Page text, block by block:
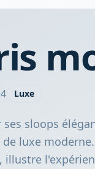
Luxe
sloops
luxe